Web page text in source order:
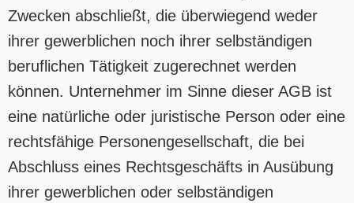
Zwecken abschließt, die überwiegend weder
ihrer gewerblichen noch ihrer selbständigen
beruflichen Tätigkeit zugerechnet werden
können. Unternehmer im Sinne dieser AGB ist
eine natürliche oder juristische Person oder eine
rechtsfähige Personengesellschaft, die bei
Abschluss eines Rechtsgeschäfts in Ausübung
ihrer gewerblichen oder selbständigen